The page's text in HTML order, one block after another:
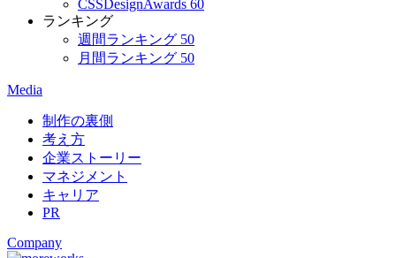
CSSDesignAwards 60
ランキング
週間ランキング 50
月間ランキング 50
Media
制作の裏側
考え方
企業ストーリー
マネジメント
キャリア
PR
Company